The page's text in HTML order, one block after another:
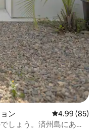
ン レビュー85
4.99 (85)
しょう。済州島にあり